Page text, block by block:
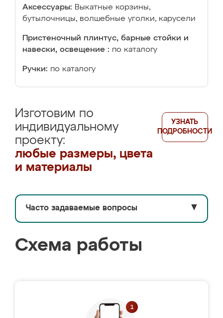
Аксессуары: Выкатные корзины,
бутылочницы, волшебные уголки, карусели
Пристеночный плинтус, барные стойки и
навески, освещение : по каталогу
Ручки: по каталогу
Изготовим по
индивидуальному
проекту:
любые размеры, цвета
и материалы
УЗНАТЬ
ПОДРОБНОСТИ
Часто задаваемые вопросы ▼
Схема работы